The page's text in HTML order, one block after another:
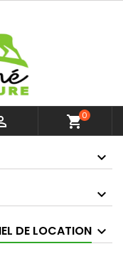
shopping_cart0
DE LOCATION